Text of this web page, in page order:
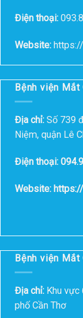
Điện thoại:
Website:
Bệnh viện
Địa chỉ: Số 739
Niệm, quận Lê
Điện thoại:
Website:
Bệnh viện Mắt
Địa chỉ: Khu vực
phố Cần Thơ